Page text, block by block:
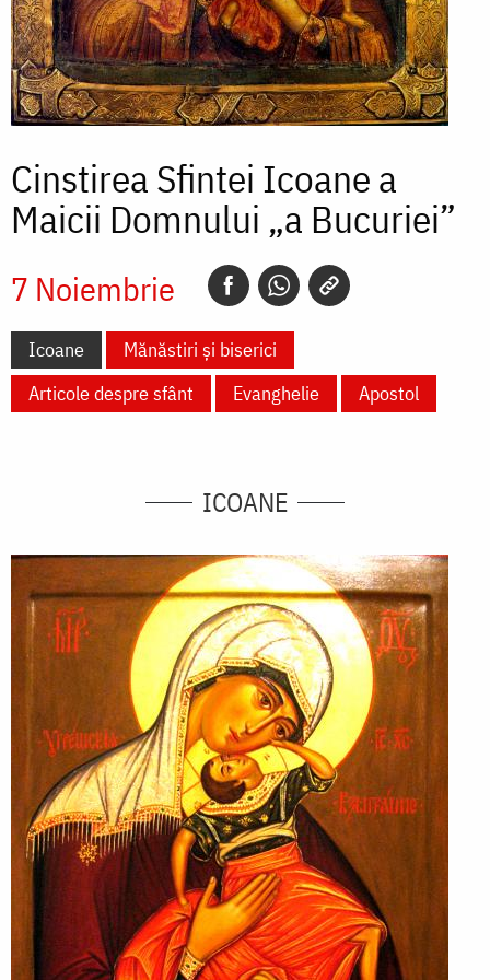
Cinstirea Sfintei Icoane a
Maicii Domnului „a Bucuriei”
7 Noiembrie
Icoane
Mănăstiri și biserici
Articole despre sfânt
Evanghelie Apostol
ICOANE